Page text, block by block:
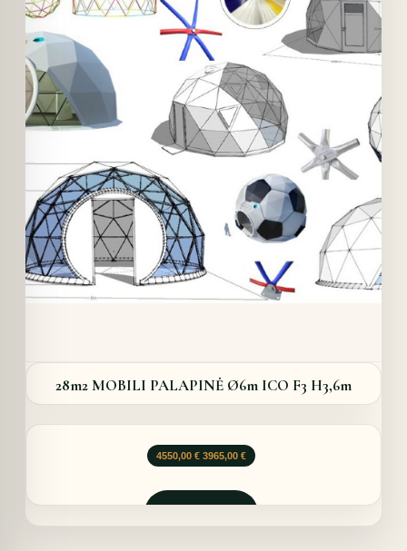
Details
28m2 MOBILI PALAPINĖ Ø6m ICO F3 H3,6m
4550,00 € Original
was:
3965,00 €Current
is: